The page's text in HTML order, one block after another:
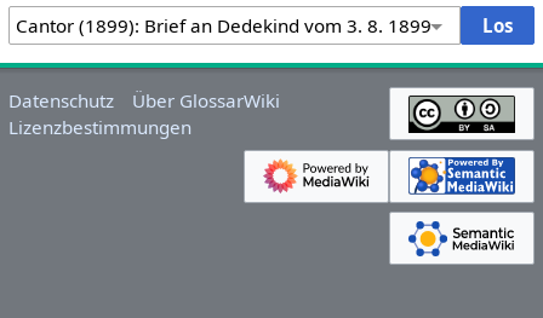
Datenschutz
Über GlossarWiki
Lizenzbestimmungen